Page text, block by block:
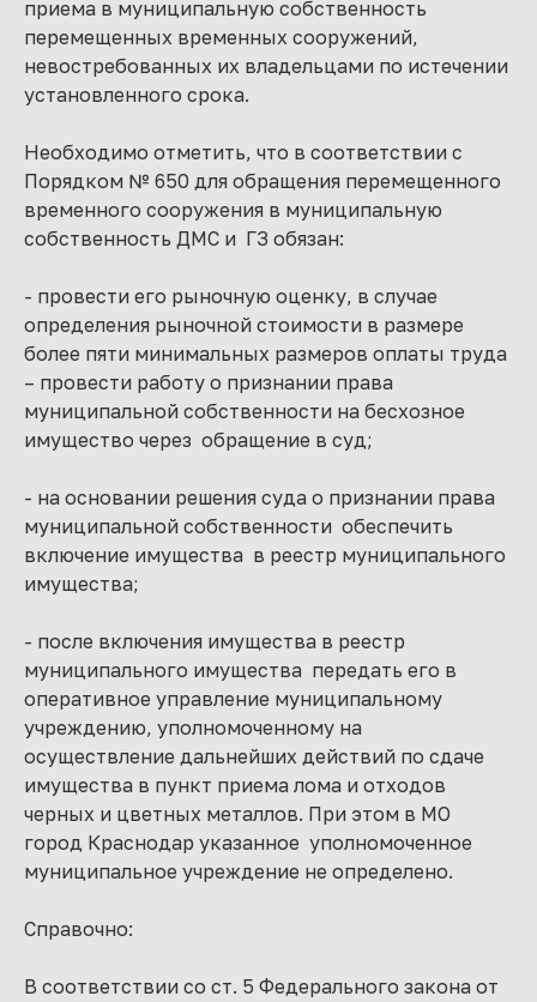
приема в муниципальную собственность
перемещенных временных сооружений,
невостребованных их владельцами по истечении
установленного срока.
Необходимо отметить, что в соответствии с
Порядком № 650 для обращения перемещенного
временного сооружения в муниципальную
собственность ДМС и ГЗ обязан:
- провести его рыночную оценку, в случае
определения рыночной стоимости в размере
более пяти минимальных размеров оплаты труда
– провести работу о признании права
муниципальной собственности на бесхозное
имущество через обращение в суд;
- на основании решения суда о признании права
муниципальной собственности обеспечить
включение имущества в реестр муниципального
имущества;
- после включения имущества в реестр
муниципального имущества передать его в
оперативное управление муниципальному
учреждению, уполномоченному на
осуществление дальнейших действий по сдаче
имущества в пункт приема лома и отходов
черных и цветных металлов. При этом в МО
город Краснодар указанное уполномоченное
муниципальное учреждение не определено.
Справочно:
В соответствии со ст. 5 Федерального закона от